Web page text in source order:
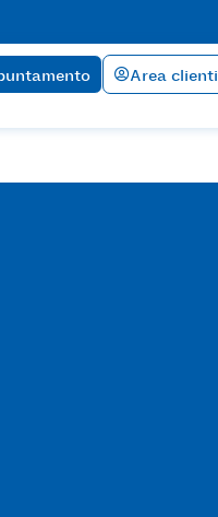
è giustificata.
Area clienti